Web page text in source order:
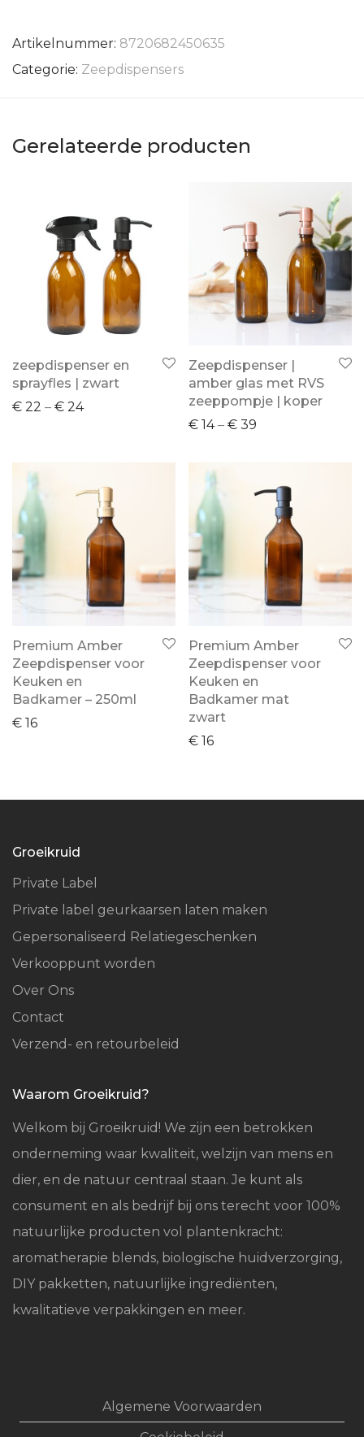
Artikelnummer: 8720682450635
Categorie: Zeepdispensers
Gerelateerde producten
zeepdispenser en
sprayfles | zwart
€ 22 – € 24
Zeepdispenser |
amber glas met RVS
zeeppompje | koper
€ 14– € 39
Premium Amber
Zeepdispenser voor
Keuken en
Badkamer – 250ml
€ 16
Premium Amber
Zeepdispenser voor
Keuken en
Badkamer mat
zwart
€ 16
Groeikruid
Private Label
Private label geurkaarsen laten maken
Gepersonaliseerd Relatiegeschenken
Verkooppunt worden
Over Ons
Contact
Verzend- en retourbeleid
Waarom Groeikruid?
Welkom bij Groeikruid! We zijn een betrokken
onderneming waar kwaliteit, welzijn van mens en
dier, en de natuur centraal staan. Je kunt als
consument en als bedrijf bij ons terecht voor 100%
natuurlijke producten vol plantenkracht:
aromatherapie blends, biologische huidverzorging,
DIY pakketten, natuurlijke ingrediënten,
kwalitatieve verpakkingen en meer.
Algemene Voorwaarden